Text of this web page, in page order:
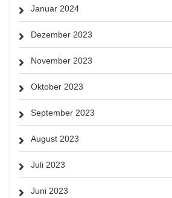
Januar 2024
Dezember 2023
November 2023
Oktober 2023
September 2023
August 2023
Juli 2023
Juni 2023